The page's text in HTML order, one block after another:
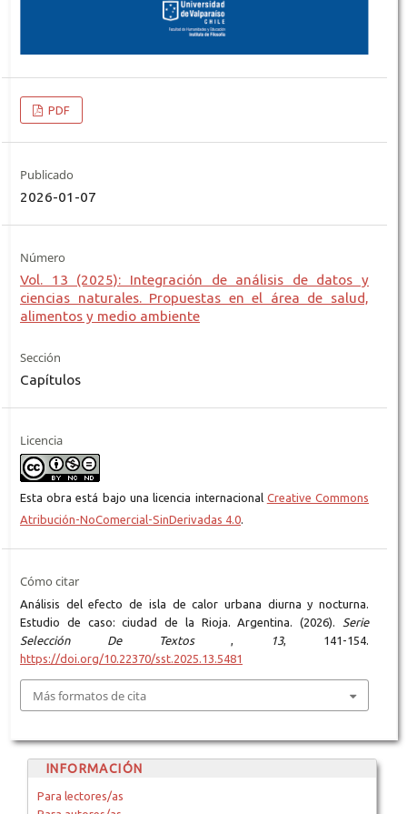
PDF
Publicado
2026-01-07
Número
Vol. 13 (2025): Integración de análisis de datos y
ciencias naturales. Propuestas en el área de salud,
alimentos y medio ambiente
Sección
Capítulos
Licencia
Esta obra está bajo una licencia internacional Creative Commons
Atribución-NoComercial-SinDerivadas 4.0.
Cómo citar
Análisis del efecto de isla de calor urbana diurna y nocturna.
Estudio de caso: ciudad de la Rioja. Argentina. (2026). Serie
Selección De Textos, 13, 141-154.
https://doi.org/10.22370/sst.2025.13.5481
Más formatos de cita
INFORMACIÓN
Para lectores/as